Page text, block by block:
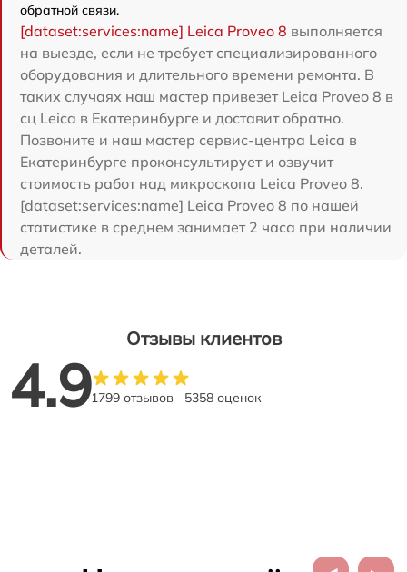
обратной связи.
[dataset:services:name] Leica Proveo 8 выполняется
на выезде, если не требует специализированного
оборудования и длительного времени ремонта. В
таких случаях наш мастер привезет Leica Proveo 8 в
сц Leica в Екатеринбурге и доставит обратно.
Позвоните и наш мастер сервис-центра Leica в
Екатеринбурге проконсультирует и озвучит
стоимость работ над микроскопа Leica Proveo 8.
[dataset:services:name] Leica Proveo 8 по нашей
статистике в среднем занимает 2 часа при наличии
деталей.
Отзывы клиентов
4.91799 отзывов 5358 оценок